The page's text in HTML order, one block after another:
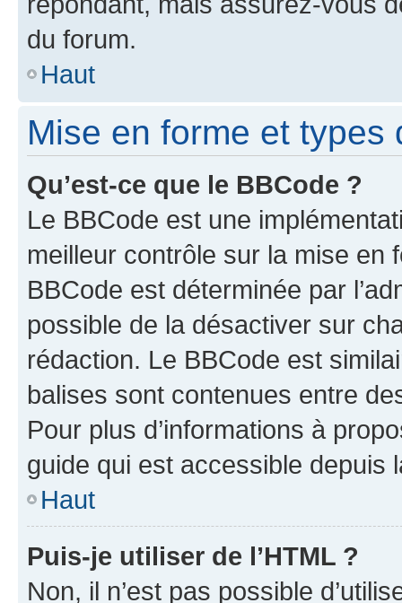
du forum.
Haut
Mise en forme et types
Qu’est-ce que le BBCode ?
Le BBCode est une
meilleur contrôle sur la mise en
BBCode est déterminée par
possible de la désactiver sur
rédaction. Le BBCode est
balises sont contenues entre
Pour plus d’informations à
guide qui est accessible depuis
Haut
Puis-je utiliser de l’HTML ?
Non, il n’est pas possible